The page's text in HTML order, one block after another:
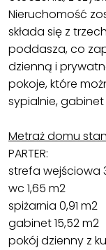
Nieruchomość
składa się z
poddasza, co
dzienną i
pokoje, które
sypialnie,
Metraż domu
PARTER:
strefa wejściowa
wc 1,65 m2
spiżarnia 0,91 m2
gabinet 15,52 m2
pokój dzienny z